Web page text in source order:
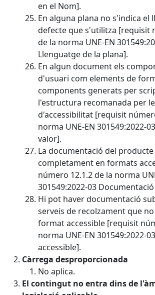
en el Nom].
En alguna plana no s'indica el
defecte que s'utilitza [requisit
de la norma UNE-EN
Llenguatge de la plana].
En algun document els
d'usuari com elements de
components generats per
l'estructura recomanada per
d'accessibilitat [requisit
norma UNE-EN 301549:2022-
valor].
La documentació del
completament en formats
número 12.1.2 de la norma
301549:2022-03
Hi pot haver documentació
serveis de recolzament que
format accessible [requisit
norma UNE-EN 301549:2022-
accessible].
Càrrega desproporcionada
No aplica.
El contingut no entra dins de